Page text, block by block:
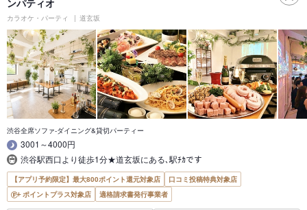
ンパティオ
カラオケ・パーティ 道玄坂
渋谷全席ソファ-ダイニング&貸切パーティー
3001～4000円
渋谷駅西口より徒歩1分★道玄坂にある､駅ﾁｶです
【アプリ予約限定】最大800ポイント還元対象店
口コミ投稿特典対象店
ポイントプラス対象店
適格請求書発行事業者